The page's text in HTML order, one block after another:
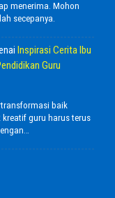
menerima. Mohon
secepanya.
Inspirasi Cerita Ibu
Guru
baik
guru harus terus